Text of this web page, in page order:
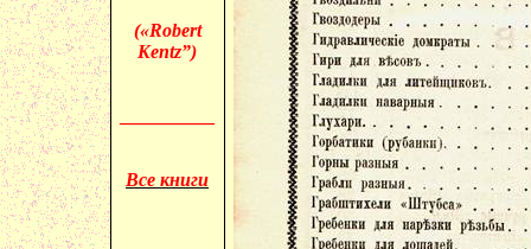
(«Robert
Kentz”)
Все книги